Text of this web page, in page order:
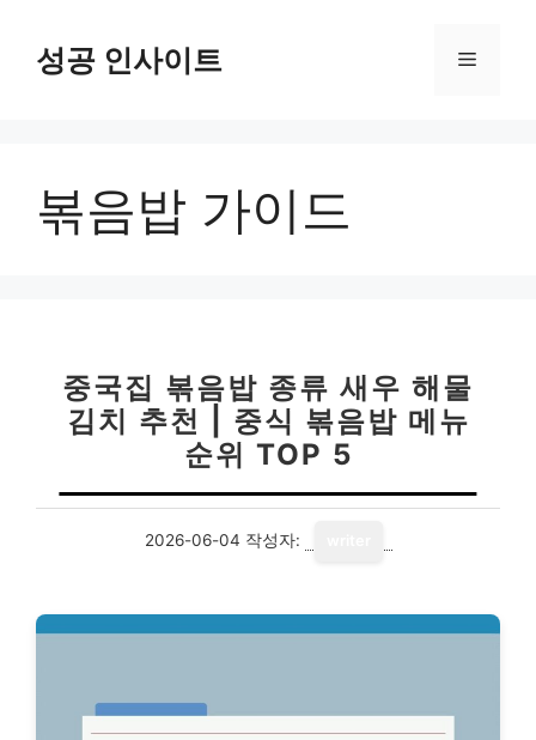
성공 인사이트 메
볶음밥 가이드
중국집 볶음밥 종류 새우 해물
김치 추천 | 중식 볶음밥 메뉴
순위 TOP 5
2026-06-04 작성자: